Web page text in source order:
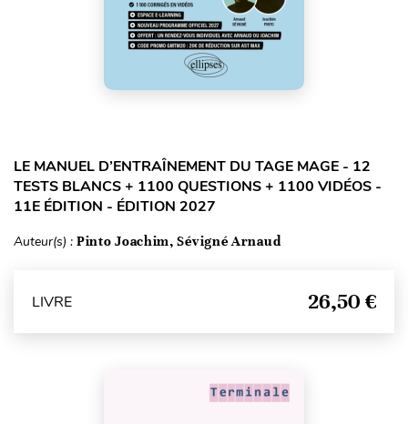
LE MANUEL D’ENTRAÎNEMENT DU TAGE MAGE - 12
TESTS BLANCS + 1100 QUESTIONS + 1100 VIDÉOS -
11E ÉDITION - ÉDITION 2027
Auteur(s) : Pinto Joachim, Sévigné Arnaud
LIVRE 26,50 €